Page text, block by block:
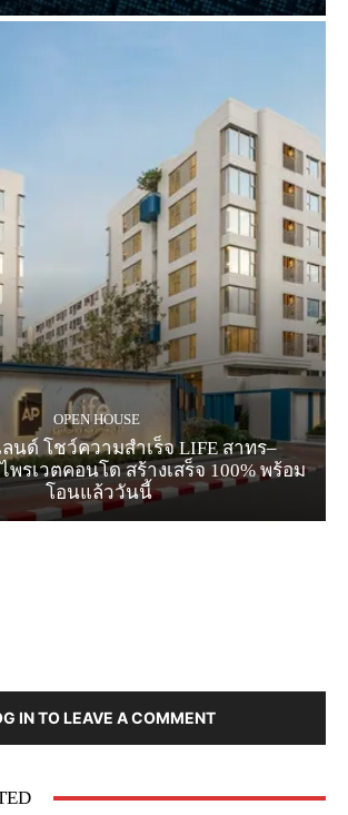
OPEN HOUSE
นด์ โชว์ความสำเร็จ LIFE สาทร–
พรเวตคอนโด สร้างเสร็จ 100% พร้อม
โอนแล้ววันนี้
IN TO LEAVE A COMMENT